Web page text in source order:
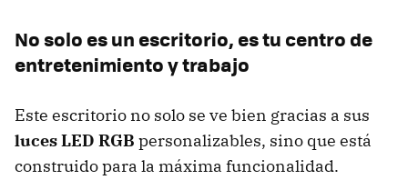
No solo es un escritorio, es tu centro de
entretenimiento y trabajo
Este escritorio no solo se ve bien gracias a sus
luces LED RGB personalizables, sino que está
construido para la máxima funcionalidad.